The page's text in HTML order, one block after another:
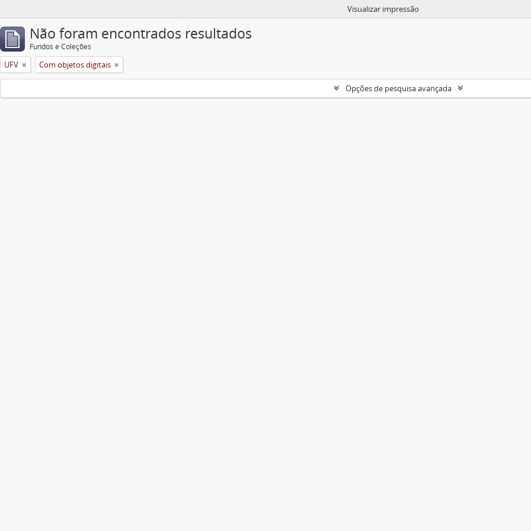
Visualizar impressão
Não foram encontrados resultados
Fundos e Coleções
UFV Com objetos digitais
Opções de pesquisa avançada